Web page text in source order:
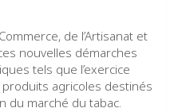
de l’Artisanat et
nouvelles démarches
tels que l’exercice
agricoles destinés
du marché du tabac.